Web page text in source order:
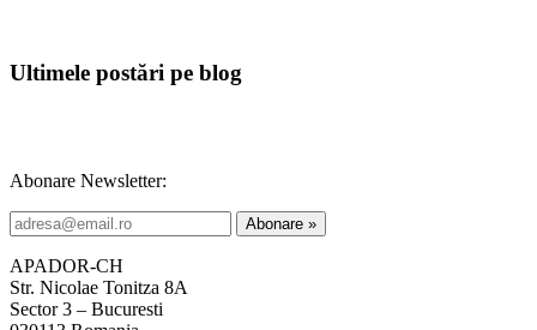
Ultimele postări pe blog
Abonare Newsletter:
APADOR-CH
Str. Nicolae Tonitza 8A
Sector 3 – Bucuresti